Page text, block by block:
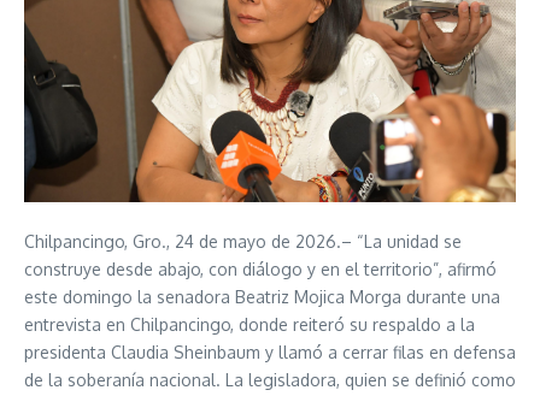
Chilpancingo, Gro., 24 de mayo de 2026.– “La unidad se
construye desde abajo, con diálogo y en el territorio”, afirmó
este domingo la senadora Beatriz Mojica Morga durante una
entrevista en Chilpancingo, donde reiteró su respaldo a la
presidenta Claudia Sheinbaum y llamó a cerrar filas en defensa
de la soberanía nacional. La legisladora, quien se definió como